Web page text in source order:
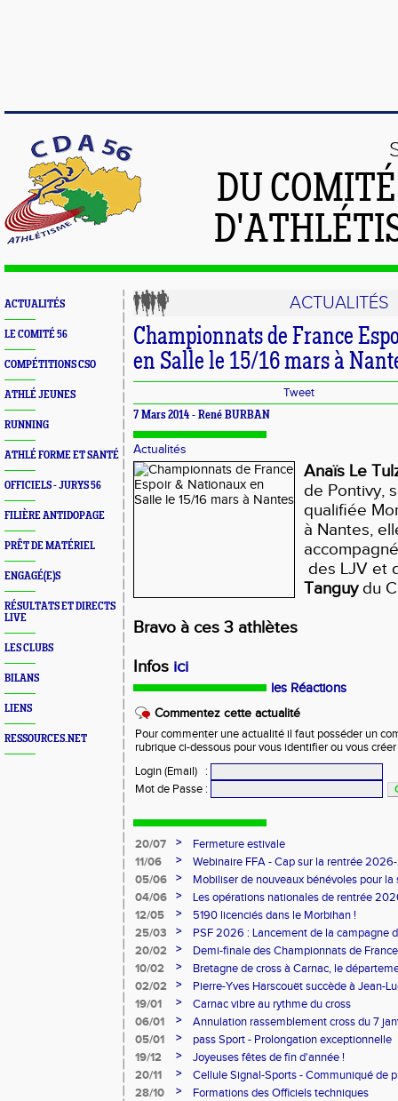
DU
ACTUALITÉS
LE COMITÉ 56
COMPÉTITIONS CSO
ATHLÉ JEUNES
RUNNING
ATHLÉ FORME ET SANTÉ
OFFICIELS - JURYS 56
FILIÈRE ANTIDOPAGE
PRÊT DE MATÉRIEL
ENGAGÉ(E)S
RÉSULTATS ET DIRECTS
LIVE
LES CLUBS
BILANS
LIENS
RESSOURCES.NET
ACTUALITÉS
Championnats de France
en Salle le 15/16 mars à
Tweet
7 Mars 2014 - René BURBAN
Actualités
Anaïs Le
de Pontivy,
qualifiée
à Nantes,
des LJV et
Tanguy du
Bravo à ces 3 athlètes
Infos ici
les Réactions
Commentez cette actualité
Pour commenter une actualité il faut posséder un
rubrique ci-dessous pour vous identifier ou vous
Login (Email)
:
Mot de Passe :
20/07 >
Fermeture estivale
11/06
>
Webinaire FFA - Cap sur la rentrée
05/06
>
Mobiliser de nouveaux bénévoles pour
04/06
>
Les opérations nationales de rentrée
12/05
>
5190 licenciés dans le Morbihan !
25/03
>
PSF 2026 : Lancement de la campagne
20/02
>
Demi-finale des Championnats de
10/02
>
Bretagne de cross à Carnac, le
l'honneur
02/02 >
Pierre-Yves Harscouët succède à Jean-
comité du Morbihan
19/01 >
Carnac vibre au rythme du cross
06/01
>
Annulation rassemblement cross du 7
05/01
>
pass Sport - Prolongation exceptionnelle
19/12
>
Joyeuses fêtes de fin d'année !
20/11
>
Cellule Signal-Sports - Communiqué de
Sports
28/10 >
Formations des Officiels techniques